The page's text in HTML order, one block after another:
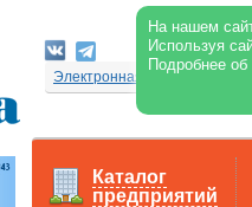
На нашем
Используя
Подробнее
Электронная версия
Каталог
предприятий